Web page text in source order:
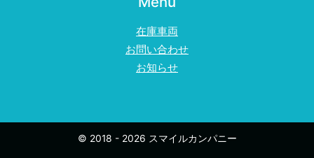
在庫車両
お問い合わせ
お知らせ
© 2018 - 2026 スマイルカンパニー